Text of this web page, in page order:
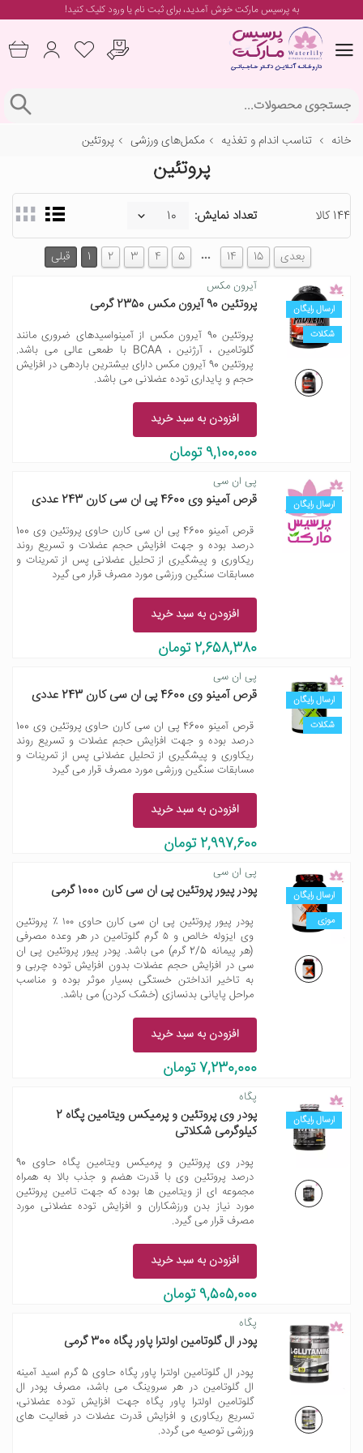
به پرسیس مارکت خوش آمدید، برایثبت نام یا ورودکلیک کنید!
خانه تناسب اندام و تغذیه مکمل‌های ورزشی پروتئین
پروتئین
144 کالا تعداد نمایش:
قبلی 1 2 3 4 5 … 14 15 بعدی
ارسال رایگان
شکلات
آیرون مکس
پروتئین 90 آیرون مکس 2350 گرمی
پروتئین 90 آیرون مکس از آمینواسیدهای ضروری مانند
گلوتامین ، آرژنین ، BCAA با طمعی عالی می باشد.
پروتئین 90 آیرون مکس دارای بیشترین باردهی در افزایش
حجم و پایداری توده عضلانی می باشد.
افزودن به سبد خرید
9,100,000 تومان
ارسال رایگان
پی ان سی
قرص آمینو وی 4600 پی ان سی کارن 243 عددی
قرص آمینو 4600 پی ان سی کارن حاوی پروتئین وی 100
درصد بوده و جهت افزایش حجم عضلات و تسریع روند
ریکاوری و پیشگیری از تحلیل عضلانی پس از تمرینات و
مسابقات سنگین ورزشی مورد مصرف قرار می گیرد
افزودن به سبد خرید
2,658,380 تومان
ارسال رایگان
شکلات
پی ان سی
قرص آمینو وی 4600 پی ان سی کارن 243 عددی
قرص آمینو 4600 پی ان سی کارن حاوی پروتئین وی 100
درصد بوده و جهت افزایش حجم عضلات و تسریع روند
ریکاوری و پیشگیری از تحلیل عضلانی پس از تمرینات و
مسابقات سنگین ورزشی مورد مصرف قرار می گیرد
افزودن به سبد خرید
2,997,600 تومان
ارسال رایگان
موزی
پی ان سی
پودر پیور پروتئین پی ان سی کارن 1000 گرمی
پودر پیور پروتئین پی ان سی کارن حاوی ١٠٠ ٪ پروتئین
وی ایزوله خالص و ۵ گرم گلوتامین در هر وعده مصرفی
(هر پیمانه 2/5 گرم) می باشد. پودر پیور پروتئین پی ان
سی در افزایش حجم عضلات بدون افزایش توده چربی و
به تاخیر انداختن خستگی بسیار موثر بوده و مناسب
مراحل پایانی بدنسازی (خشک کردن) می باشد.
افزودن به سبد خرید
7,230,000 تومان
ارسال رایگان
پگاه
پودر وی پروتئین و پرمیکس ویتامین پگاه 2
کیلوگرمی شکلاتی
پودر وی پروتئین و پرمیکس ویتامین پگاه حاوی 90
درصد پروتئین وی با قدرت هضم و جذب بالا به همراه
مجموعه ای از ویتامین ها بوده که جهت تامین پروتئین
مورد نیاز بدن ورزشکاران و افزایش توده عضلانی مورد
مصرف قرار می گیرد.
افزودن به سبد خرید
9,505,000 تومان
پگاه
پودر ال گلوتامین اولترا پاور پگاه 300 گرمی
پودر ال گلوتامین اولترا پاور پگاه حاوی 5 گرم اسید آمینه
ال گلوتامین در هر سروینگ می باشد، مصرف پودر ال
گلوتامین اولترا پاور پگاه جهت افزایش توده عضلانی،
تسریع ریکاوری و افزایش قدرت عضلات در فعالیت های
ورزشی توصیه می گردد.